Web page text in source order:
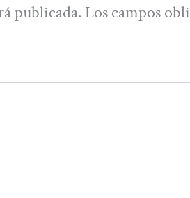
publicada. Los campos